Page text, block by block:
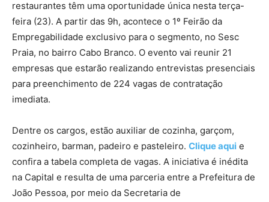
restaurantes têm uma oportunidade única nesta terça-
feira (23). A partir das 9h, acontece o 1º Feirão da
Empregabilidade exclusivo para o segmento, no Sesc
Praia, no bairro Cabo Branco. O evento vai reunir 21
empresas que estarão realizando entrevistas presenciais
para preenchimento de 224 vagas de contratação
imediata.
Dentre os cargos, estão auxiliar de cozinha, garçom,
cozinheiro, barman, padeiro e pasteleiro. Clique aqui e
confira a tabela completa de vagas. A iniciativa é inédita
na Capital e resulta de uma parceria entre a Prefeitura de
João Pessoa, por meio da Secretaria de